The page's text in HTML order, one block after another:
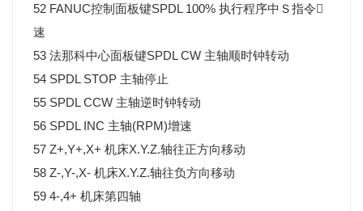
52 FANUC控制面板键SPDL 100% 执行程序中Ｓ指令
速
53 法那科中心面板键SPDL CW 主轴顺时钟转动
54 SPDL STOP 主轴停止
55 SPDL CCW 主轴逆时钟转动
56 SPDL INC 主轴(RPM)增速
57 Z+,Y+,X+ 机床X.Y.Z.轴往正方向移动
58 Z-,Y-,X- 机床X.Y.Z.轴往负方向移动
59 4-,4+ 机床第四轴